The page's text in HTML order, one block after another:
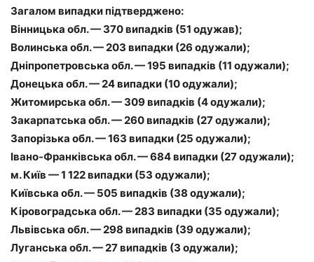
Загалом випадки підтверджено:
Вінницька обл. — 370 випадків (51 одужав);
Волинська обл. — 203 випадки (26 одужали);
Дніпропетровська обл. — 195 випадків (11 одужали);
Донецька обл. — 24 випадки (10 одужали);
Житомирська обл. — 309 випадків (4 одужали);
Закарпатська обл. — 260 випадків (27 одужали);
Запорізька обл. — 163 випадки (25 одужали);
Івано-Франківська обл. — 684 випадки (27 одужали);
м. Київ — 1 122 випадки (53 одужали);
Київська обл. — 505 випадків (38 одужали);
Кіровоградська обл. — 283 випадки (35 одужали);
Львівська обл. — 298 випадків (39 одужали);
Луганська обл. — 27 випадків (3 одужали);